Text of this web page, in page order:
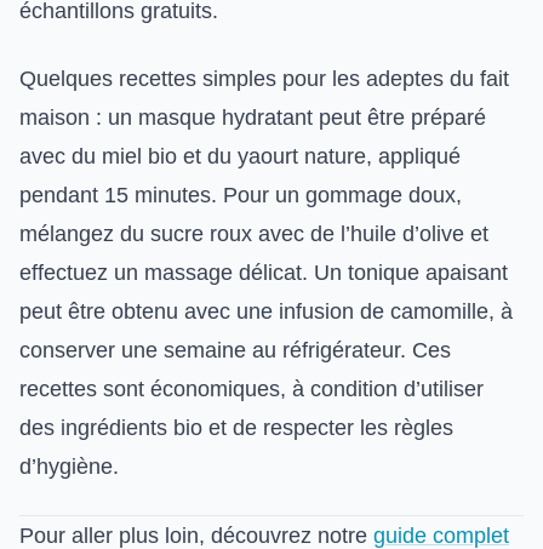
échantillons gratuits.
Quelques recettes simples pour les adeptes du fait
maison : un masque hydratant peut être préparé
avec du miel bio et du yaourt nature, appliqué
pendant 15 minutes. Pour un gommage doux,
mélangez du sucre roux avec de l’huile d’olive et
effectuez un massage délicat. Un tonique apaisant
peut être obtenu avec une infusion de camomille, à
conserver une semaine au réfrigérateur. Ces
recettes sont économiques, à condition d’utiliser
des ingrédients bio et de respecter les règles
d’hygiène.
Pour aller plus loin, découvrez notre guide complet